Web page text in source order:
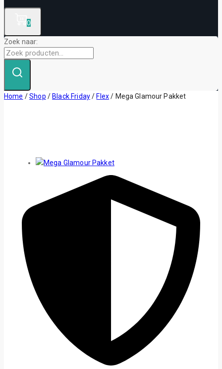
0
Zoek naar:
Home /Shop / Black Friday/ Flex / Mega Glamour Pakket